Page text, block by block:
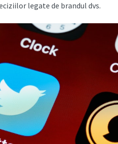
legate de brandul dvs.